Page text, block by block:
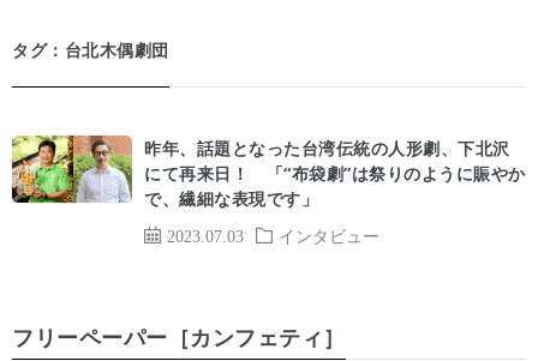
タグ：台北木偶劇団
2023.07.03 インタビュー
昨年、話題となった台湾伝統の人形劇、下北沢
にて再来日！ 「“布袋劇”は祭りのように賑やか
で、繊細な表現です」
フリーペーパー［カンフェティ］